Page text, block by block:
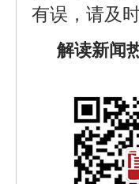
有误，请及
解读新闻